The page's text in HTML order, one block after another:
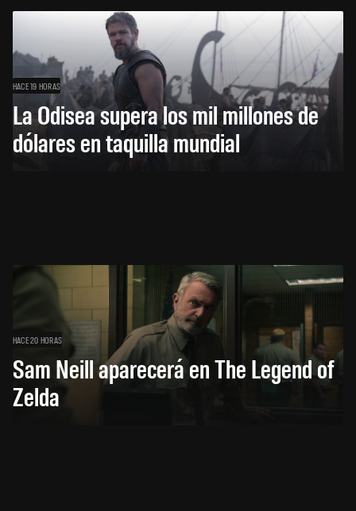
HACE 19 HORAS
La Odisea supera los mil millones de
dólares en taquilla mundial
HACE 20 HORAS
Sam Neill aparecerá en The Legend of
Zelda